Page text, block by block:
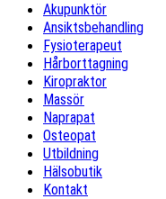
Akupunktör
Ansiktsbehandling
Fysioterapeut
Hårborttagning
Kiropraktor
Massör
Naprapat
Osteopat
Utbildning
Hälsobutik
Kontakt